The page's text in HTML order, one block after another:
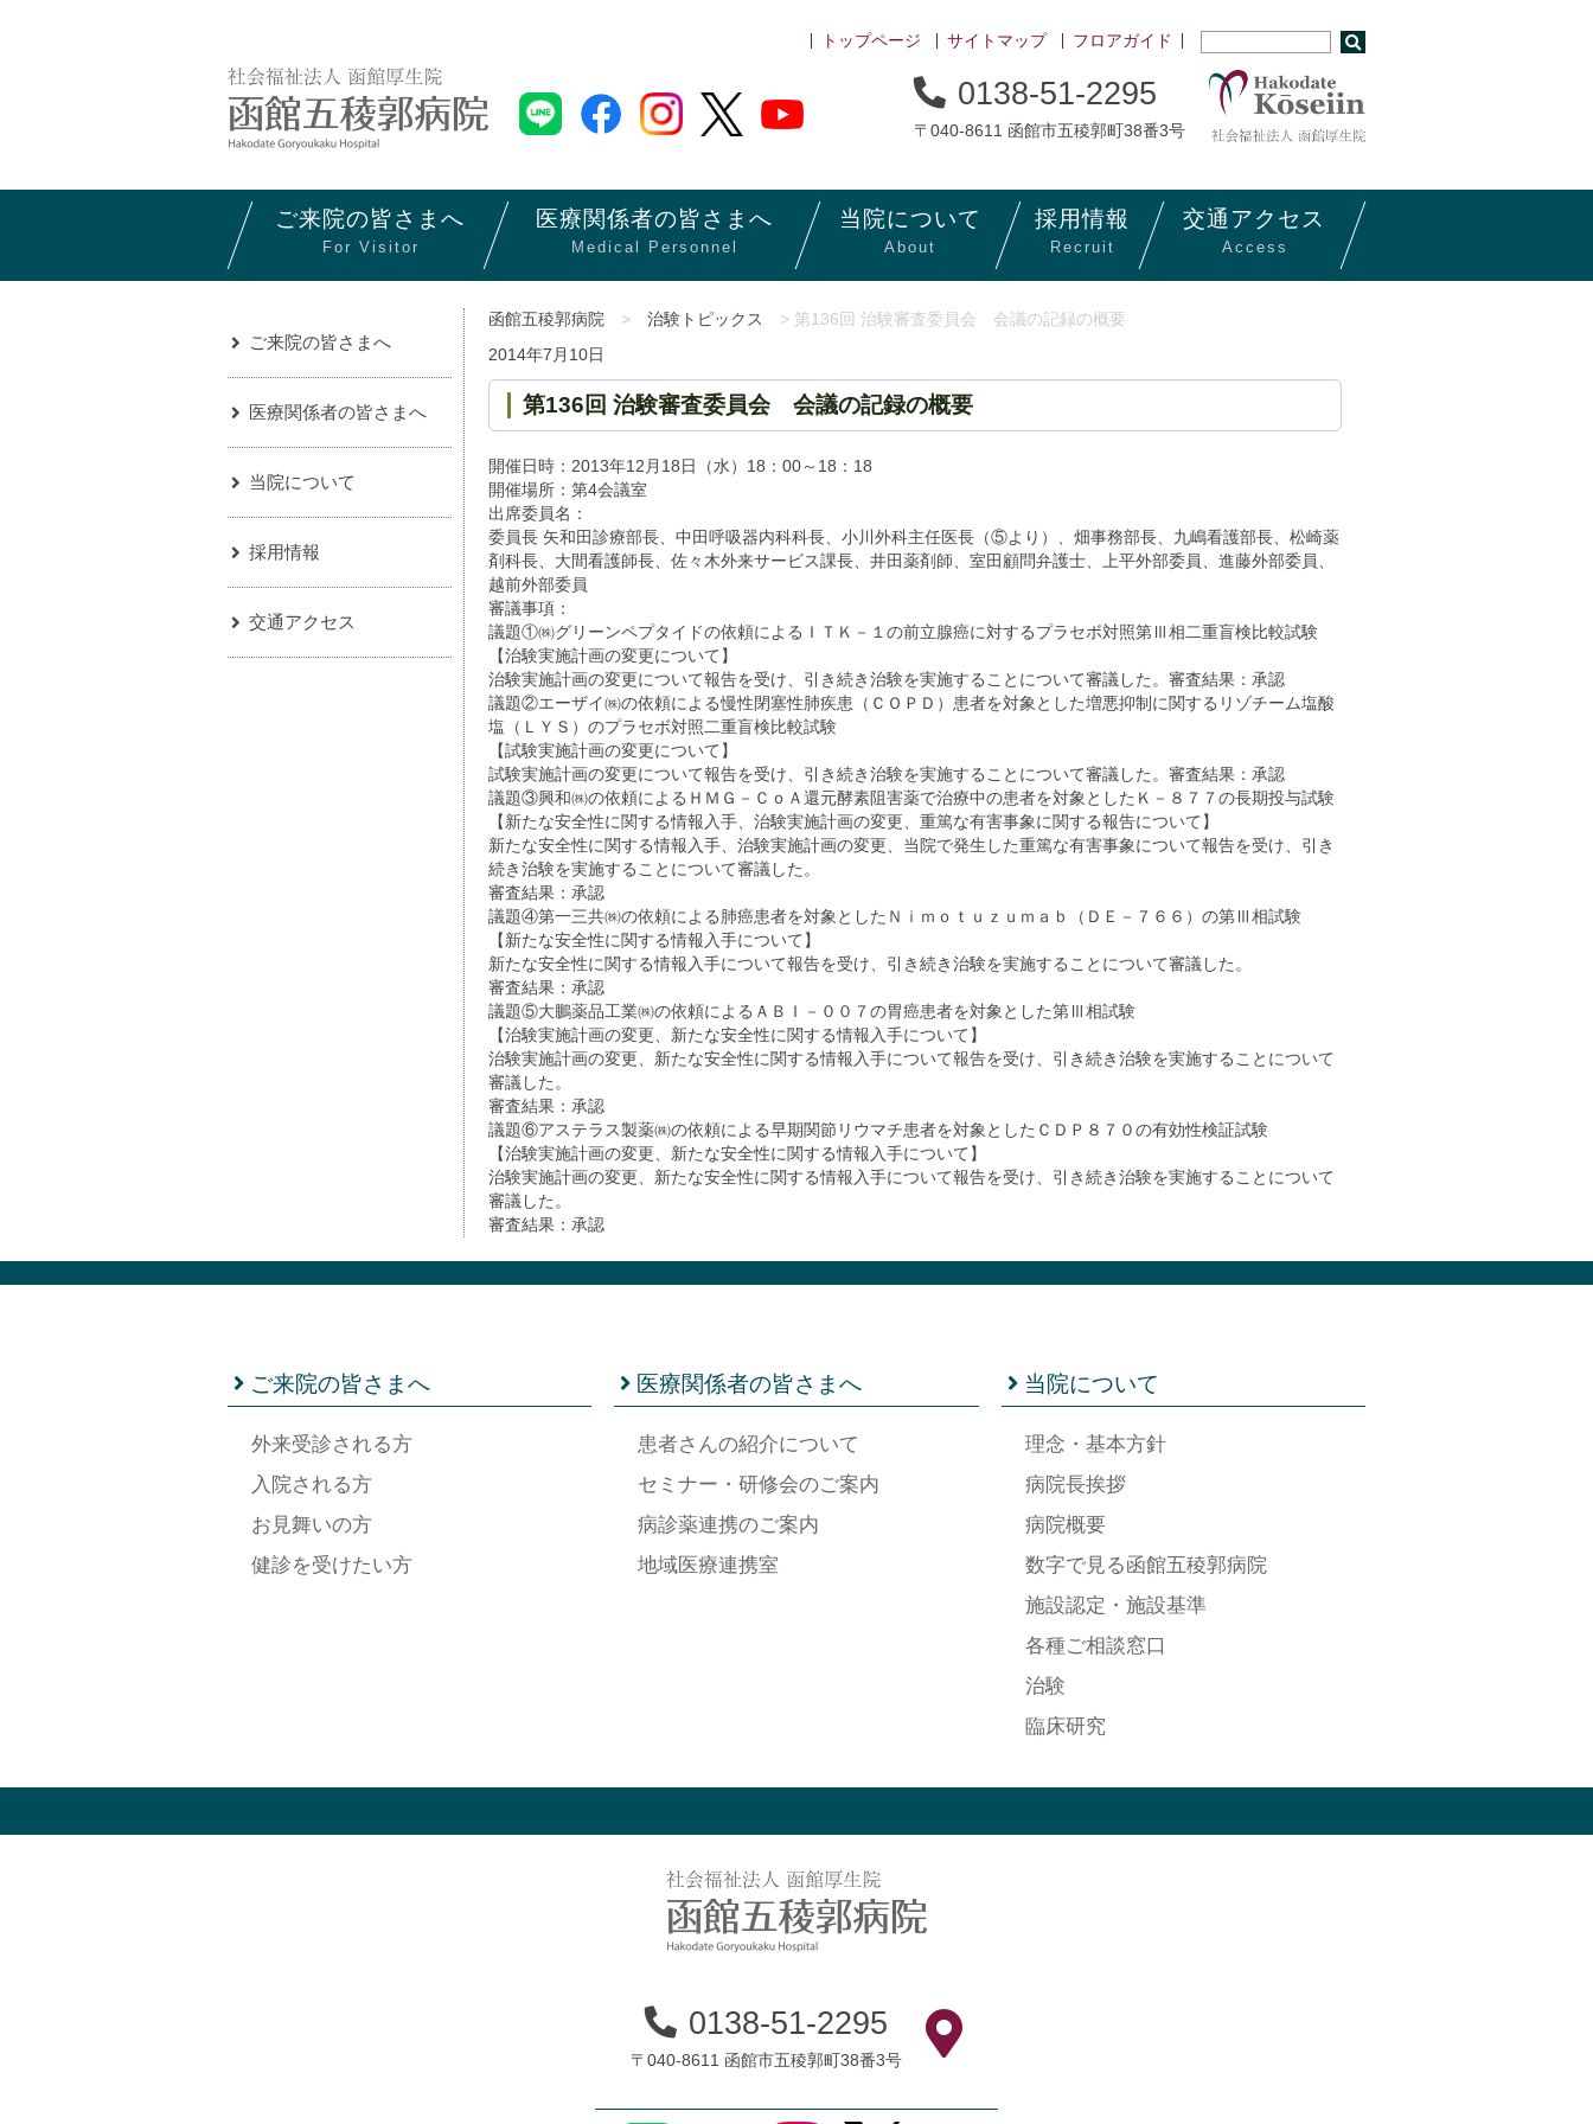
トップページ サイトマップ フロアガイド
0138-51-2295
〒040-8611 函館市五稜郭町38番3号
ご来院の皆さまへ
For Visitor
医療関係者の皆さまへ
Medical Personnel
当院について
About
採用情報
Recruit
交通 アクセス
Access
函館五稜郭病院 > 治験トピックス
> 第136回 治験審査委員会 会議の記録の概要
2014年7月10日
第136回 治験審査委員会 会議の記録の概要
開催日時：2013年12月18日（水）18：00～18：18
開催場所：第4会議室
出席委員名：
委員長 矢和田診療部長、中田呼吸器内科科長、小川外科主任医長（⑤より）、畑事務部長、九嶋看護部長、松崎薬
剤科長、大間看護師長、佐々木外来サービス課長、井田薬剤師、室田顧問弁護士、上平外部委員、進藤外部委員、
越前外部委員
審議事項：
議題①㈱グリーンペプタイドの依頼によるＩＴＫ－１の前立腺癌に対するプラセボ対照第Ⅲ相二重盲検比較試験
【治験実施計画の変更について】
治験実施計画の変更について報告を受け、引き続き治験を実施することについて審議した。審査結果：承認
議題②エーザイ㈱の依頼による慢性閉塞性肺疾患（ＣＯＰＤ）患者を対象とした増悪抑制に関するリゾチーム塩酸
塩（ＬＹＳ）のプラセボ対照二重盲検比較試験
【試験実施計画の変更について】
試験実施計画の変更について報告を受け、引き続き治験を実施することについて審議した。審査結果：承認
議題③興和㈱の依頼によるＨＭＧ－ＣｏＡ還元酵素阻害薬で治療中の患者を対象としたＫ－８７７の長期投与試験
【新たな安全性に関する情報入手、治験実施計画の変更、重篤な有害事象に関する報告について】
新たな安全性に関する情報入手、治験実施計画の変更、当院で発生した重篤な有害事象について報告を受け、引き
続き治験を実施することについて審議した。
審査結果：承認
議題④第一三共㈱の依頼による肺癌患者を対象としたＮｉｍｏｔｕｚｕｍａｂ（ＤＥ－７６６）の第Ⅲ相試験
【新たな安全性に関する情報入手について】
新たな安全性に関する情報入手について報告を受け、引き続き治験を実施することについて審議した。
審査結果：承認
議題⑤大鵬薬品工業㈱の依頼によるＡＢＩ－００７の胃癌患者を対象とした第Ⅲ相試験
【治験実施計画の変更、新たな安全性に関する情報入手について】
治験実施計画の変更、新たな安全性に関する情報入手について報告を受け、引き続き治験を実施することについて
審議した。
審査結果：承認
議題⑥アステラス製薬㈱の依頼による早期関節リウマチ患者を対象としたＣＤＰ８７０の有効性検証試験
【治験実施計画の変更、新たな安全性に関する情報入手について】
治験実施計画の変更、新たな安全性に関する情報入手について報告を受け、引き続き治験を実施することについて
審議した。
審査結果：承認
ご来院の皆さまへ
医療関係者の皆さまへ
当院について
採用情報
交通アクセス
ご来院の皆さまへ
外来受診される方
入院される方
お見舞いの方
健診を受けたい方
医療関係者の皆さまへ
患者さんの紹介について
セミナー・研修会のご案内
病診薬連携のご案内
地域医療連携室
当院について
理念・基本方針
病院長挨拶
病院概要
数字で見る函館五稜郭病院
施設認定・施設基準
各種ご相談窓口
治験
臨床研究
0138-51-2295
〒040-8611 函館市五稜郭町38番3号